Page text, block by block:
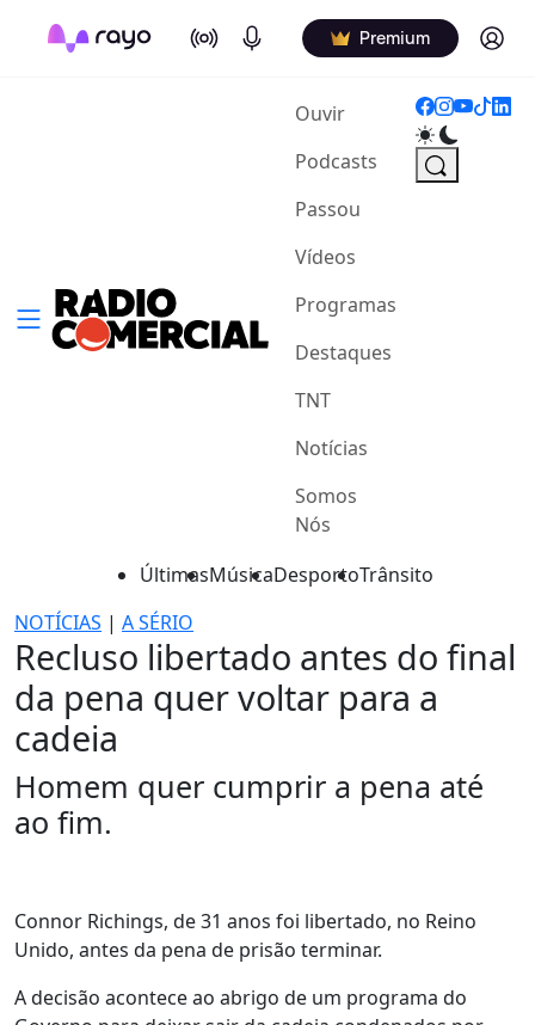
On Air Podcasts Premium Log in
Ouvir(current)
Podcasts
Passou
Vídeos
Programas
Destaques
TNT
Notícias
Somos
Nós
ÚltimasMúsicaDesportoTrânsito
NOTÍCIAS | A SÉRIO
Recluso libertado antes do final
da pena quer voltar para a
cadeia
Homem quer cumprir a pena até
ao fim.
Connor Richings, de 31 anos foi libertado, no Reino
Unido, antes da pena de prisão terminar.
A decisão acontece ao abrigo de um programa do